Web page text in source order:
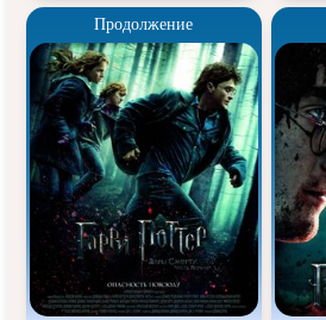
Продолжение